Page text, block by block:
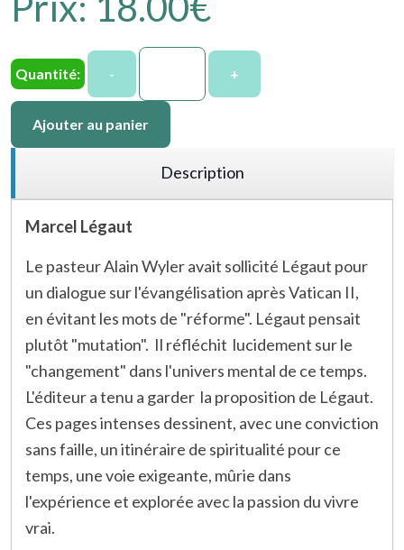
Quantité: - +
Ajouter au panier
Description
Marcel Légaut
Le pasteur Alain Wyler avait sollicité Légaut pour
un dialogue sur l'évangélisation après Vatican II,
en évitant les mots de "réforme". Légaut pensait
plutôt "mutation". Il réfléchit lucidement sur le
"changement" dans l'univers mental de ce temps.
L'éditeur a tenu a garder la proposition de Légaut.
Ces pages intenses dessinent, avec une conviction
sans faille, un itinéraire de spiritualité pour ce
temps, une voie exigeante, mûrie dans
l'expérience et explorée avec la passion du vivre
vrai.